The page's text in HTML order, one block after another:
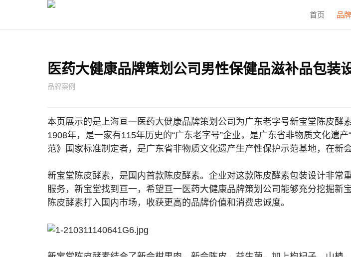
首页 品
医药大健康品牌策划公司男性保健品滋补品包装
品牌案例
本页展示的是上海亘一医药大健康品牌策划公司 为广东老字号新宝堂陈皮酵
1908年，是一家有115年历史的“广东老字号”企业，是广东省非物质文化遗
范》国家标准制定者，是广东省非物质文化遗产生产性保护示范基地，在新
新宝堂陈皮酵素，是国内首款陈皮酵素。企业对这款陈皮酵素包装设计非常
服务，新宝堂找到亘一，希望亘一医药大健康品牌策划公司 能够充分挖掘新
陈皮酵素打入国内市场，收获更高的品牌价值和消费忠诚度。